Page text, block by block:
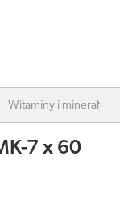
Witaminy i minerały
7 x 60